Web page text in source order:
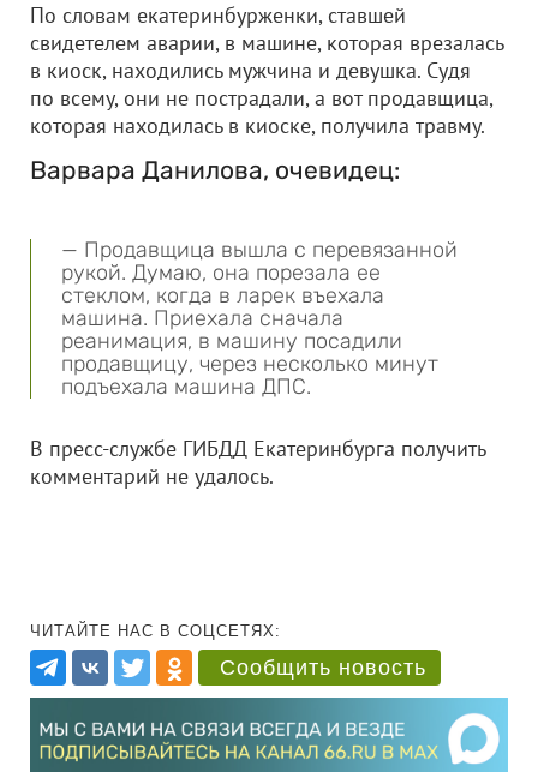
По словам екатеринбурженки, ставшей
свидетелем аварии, в машине, которая врезалась
в киоск, находились мужчина и девушка. Судя
по всему, они не пострадали, а вот продавщица,
которая находилась в киоске, получила травму.
Варвара Данилова, очевидец:
— Продавщица вышла с перевязанной
рукой. Думаю, она порезала ее
стеклом, когда в ларек въехала
машина. Приехала сначала
реанимация, в машину посадили
продавщицу, через несколько минут
подъехала машина ДПС.
В пресс-службе ГИБДД Екатеринбурга получить
комментарий не удалось.
ЧИТАЙТЕ НАС В СОЦСЕТЯХ:
Сообщить новость